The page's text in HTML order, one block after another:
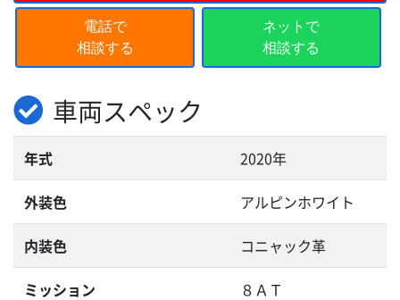
電話で
相談する
ネットで
相談する
車両スペック
年式 2020年
外装色 アルピンホワイト
内装色 コニャック革
ミッション ８ＡＴ